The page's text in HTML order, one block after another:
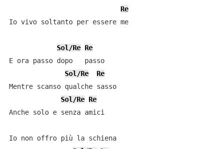
Re
Io vivo soltanto per essere me
Sol/Re Re
E ora passo dopo   passo
Sol/Re
Re
Mentre scanso qualche sasso
Sol/Re Re
Anche solo e senza amici
Io non offro più la schiena